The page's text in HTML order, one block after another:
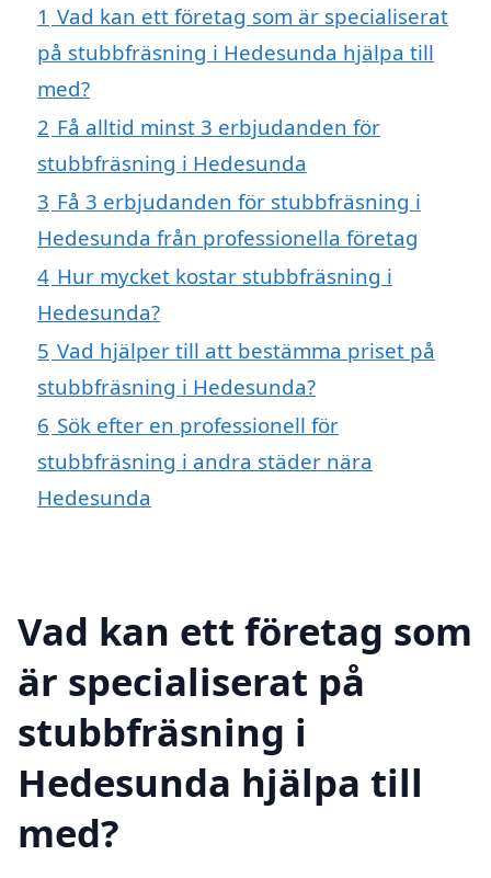
1 Vad kan ett företag som är specialiserat
på stubbfräsning i Hedesunda hjälpa till
med?
2 Få alltid minst 3 erbjudanden för
stubbfräsning i Hedesunda
3 Få 3 erbjudanden för stubbfräsning i
Hedesunda från professionella företag
4 Hur mycket kostar stubbfräsning i
Hedesunda?
5 Vad hjälper till att bestämma priset på
stubbfräsning i Hedesunda?
6 Sök efter en professionell för
stubbfräsning i andra städer nära
Hedesunda
Vad kan ett företag som
är specialiserat på
stubbfräsning i
Hedesunda hjälpa till
med?